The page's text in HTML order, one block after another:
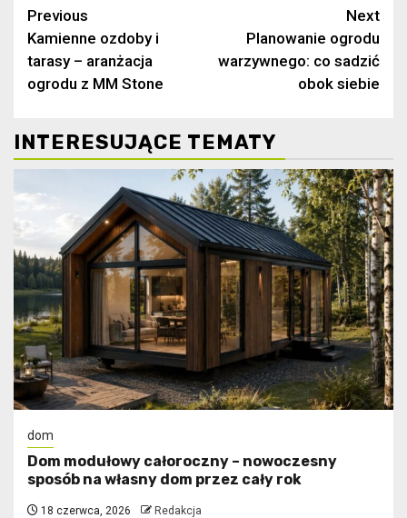
Continue
Reading
Previous
Kamienne ozdoby i
tarasy – aranżacja
ogrodu z MM Stone
Next
Planowanie ogrodu
warzywnego: co sadzić
obok siebie
INTERESUJĄCE TEMATY
dom
Dom modułowy całoroczny – nowoczesny
sposób na własny dom przez cały rok
18 czerwca, 2026 Redakcja